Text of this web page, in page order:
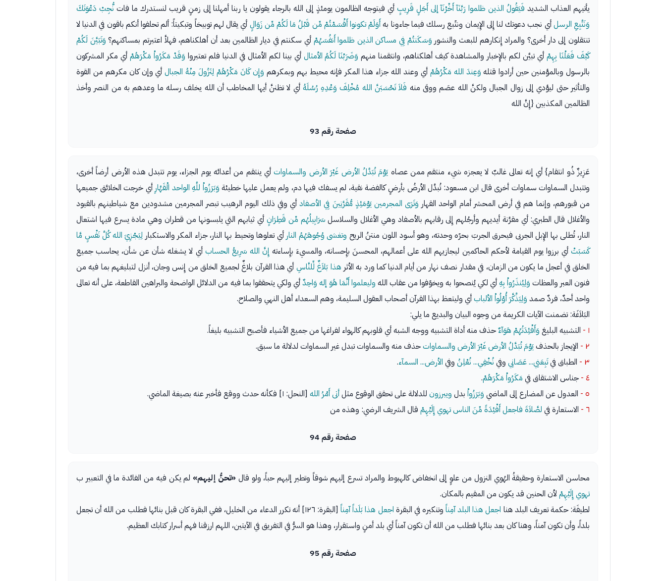
يأتيهم العذاب الشديد فَيَقُولُ الذين ظلموا رَبَّنَآ أَخِّرْنَآ إلى أَجَلٍ قَرِيبٍ أي فيتوجه الظالمون يومئذٍ إلى الله بالرجاء يقولون يا ربنا أمهلنا إلى زمنٍ قريب لنستدرك ما فاتنُّجِبْ دَعْوَتَكَ
وَنَتَّبِعِ الرسلأي نجب دعوتك لنا إِلى الإِيمان ونتّبع رسلك فيما جاءونا به أَوَلَمْ تكونوا أَقْسَمْتُمْ مِّن قَبْلُ مَا لَكُمْ مِّن زَوَالٍ أي يقال لهم توبيخاً وتبكيتاً: ألم تحلفوا أنكم باقون في الدنيا لا
تنتقلون إلى دار أخرى؟ والمراد إِنكارهم للبعث والنشور وَسَكَنتُمْ فِي مساكن الذين ظلموا أَنفُسَهُمْ أي سكنتم في ديار الظالمين بعد أن أهلكناهم، فهلاَّ اعتبرتم بمساكنهم؟ وَتَبَيَّنَ لَكُمْ
كَيْفَ فَعَلْنَا بِهِمْأي تبيَّن لكم بالإِخبار والمشاهدة كيف أهلكناهم، وانتقمنا منهم وَضَرَبْنَا لَكُمُ الأمثال أي بينا لكم الأمثال في الدنيا فلم تعتبروا وَقَدْ مَكَرُواْ مَكْرَهُمْ أي مكر المشركون
بالرسول وبالمؤمنين حين أرادوا قتله وَعِندَ الله مَكْرُهُمْ أي وعند الله جزاء هذا المكر فإنه محيط بهم وبمكرهم وَإِن كَانَ مَكْرُهُمْ لِتَزُولَ مِنْهُ الجبالأي وإن كان مكرهم من القوة
والتأثير حتى ليؤدي إلى زوال الجبال ولكنَّ الله عصَم ووقى منه فَلاَ تَحْسَبَنَّ الله مُخْلِفَ وَعْدِهِ رُسُلَهُ أي لا تظننَّ أيها المخاطب أن الله يخلف رسله ما وعدهم به من النصر وأخذ
الظالمين المكذبين {إِنَّ الله
صفحة رقم 93
عَزِيزٌ ذُو انتقام} أي إنه تعالى غالبٌ لا يعجزه شيء منتقم ممن عصاه يَوْمَ تُبَدَّلُ الأرض غَيْرَ الأرض والسماوات أي ينتقم من أعدائه يوم الجزاء، يوم تتبدل هذه الأرض أرضاً أخرى،
وتتبدل السماوات سماوات أخرى قال ابن مسعود: تُبدَّل الأرضُ بأرضٍ كالفضة نقية، لم يسفك فيها دم، ولم يعمل عليها خطيئة وَبَرَزُواْ للَّهِ الواحد الْقَهَّارِ أي خرجت الخلائق جميعها
من قبورهم، وإنما هم في أرض المحشر أمام الواحد القهار وَتَرَى المجرمين يَوْمَئِذٍ مُّقَرَّنِينَ فِي الأصفادأي وفي ذلك اليوم الرهيب تبصر المجرمين مشدودين مع شياطينهم بالقيود
والأغلال قال الطبري: أي مقرَّنة أيديهم وأرجُلهم إِلى رقابهم بالأصفاد وهي الأغلال والسلاسل سَرَابِيلُهُم مِّن قَطِرَانٍ أي ثيابهم التي يلبسونها من قطران وهي مادة يسرع فيها اشتعال
النار، تُطلى بها الإِبل الجربى فيحرق الجربَ بحرّه وحدته، وهو أسود اللون منتنُ الريح وتغشى وُجُوهَهُمُ النار أي تعلوها وتحيط بها النار، جزاء المكر والاستكبار لِيَجْزِيَ الله كُلَّ نَفْسٍ مَّا
كَسَبَتْ أي برزوا يوم القيامة لأحكم الحاكمين ليجازيهم الله على أعمالهم، المحسنَ بإِحسانه، والمسيءَ بإِساءته إِنَّ الله سَرِيعُ الحساب أي لا يشغله شأن عن شأن، يحاسب جميع
الخلق في أعجل ما يكون من الزمان، في مقدار نصف نهار من أيام الدنيا كما ورد به الأثر هذا بَلاَغٌ لِّلنَّاسِ أي هذا القرآن بلاغٌ لجميع الخلق من إِنس وجان، أنزل لتبليغهم بما فيه من
فنون العبر والعظات وَلِيُنذَرُواْ بِهِأي لكي يُنصحوا به ويخوّفوا من عقاب الله وليعلموا أَنَّمَا هُوَ إله وَاحِدٌأي ولكي يتحققوا بما فيه من الدلائل الواضحة والبراهين القاطعة، على أنه تعالى
واحد أحدٌ، فردٌ صمد وَلِيَذَّكَّرَ أُوْلُواْ الألبابأي وليتعظ بهذا القرآن أصحاب العقول السليمة، وهم السعداء أهل النهي والصلاح.
البَلاَغَة: تضمنت الآيات الكريمة من وجوه البيان والبديع ما يلي:
١ -
التشبيه البليغ وَأَفْئِدَتُهُمْ هَوَآءٌحذف منه أداة التشبيه ووجه الشبه أي قلوبهم كالهواء لفراغها من جميع الأشياء فأصبح التشبيه بليغاً.
٢ -
الإيجاز بالحذفيَوْمَ تُبَدَّلُ الأرض غَيْرَ الأرض والسماوات حذف منه والسماوات تبدل غير السماوات لدلالة ما سبق.
٣ -
الطباق فيتَبِعَنِي... عَصَانِي وفينُخْفِي... نُعْلِنُ وفي الأرض... السمآء.
٤ - جناس الاشتقاق في مَكَرُواْ مَكْرَهُمْ.
٥ -
العدول عن المضارع إلى الماضي وَبَرَزُواْ بدل ويبرزون للدلالة على تحقق الوقوع مثلأتى أَمْرُ الله [النحل: ١] فكأنه حدث ووقع فأخبر عنه بصيغة الماضي.
٦ -
الاستعارة في لصَّلاَةَ فاجعل أَفْئِدَةً مِّنَ الناس تهوي إِلَيْهِمْ قال الشريف الرضي: وهذه من
صفحة رقم 94
محاسن الاستعارة وحقيقةُ الهُوي النزول من علوٍ إلى انخفاض كالهبوط والمراد تسرع إليهم شوقاً وتطير إليهم حباً، ولو قال «تحنُّ إليهم» لم يكن فيه من الفائدة ما في التعبير ب
تهوي إِلَيْهِمْ لأن الحنين قد يكون من المقيم بالمكان.
لطيفَة: حكمة تعريف البلد هنا اجعل هذا البلد آمِناً وتنكيره في البقرة اجعل هذا بَلَداً آمِناً
[البقرة: ١٢٦] أنه تكرر الدعاء من الخليل، ففي البقرة كان قبل بنائها فطلب من الله أن تجعل
بلداً، وأن تكون آمناً، وهنا كان بعد بنائها فطلب من الله أن تكون آمناً أي بلد أمنٍ واستقرار، وهذا هو السرُّ في التفريق في الآيتين، اللهم ارزقنا فهم أسرار كتابك العظيم.
صفحة رقم 95